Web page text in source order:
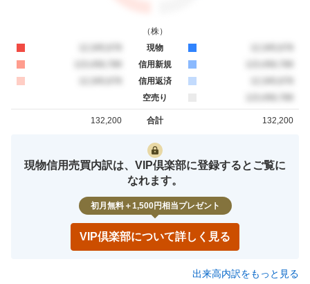
（株）
現物
信用新規
信用返済
空売り
合計
132,200 132,200
現物信用売買内訳は、VIP倶楽部に登録するとご覧に
なれます。
初月無料＋1,500円相当プレゼント
VIP倶楽部について詳しく見る
出来高内訳をもっと見る